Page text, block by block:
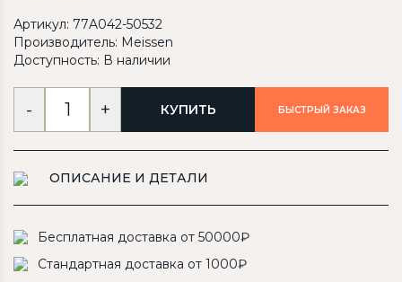
Артикул: 77A042-50532
Производитель: Meissen
Доступность: В наличии
- + КУПИТЬ БЫСТРЫЙ ЗАКАЗ
ОПИСАНИЕ И ДЕТАЛИ
Бесплатная доставка от 50000₽
Стандартная доставка от 1000₽